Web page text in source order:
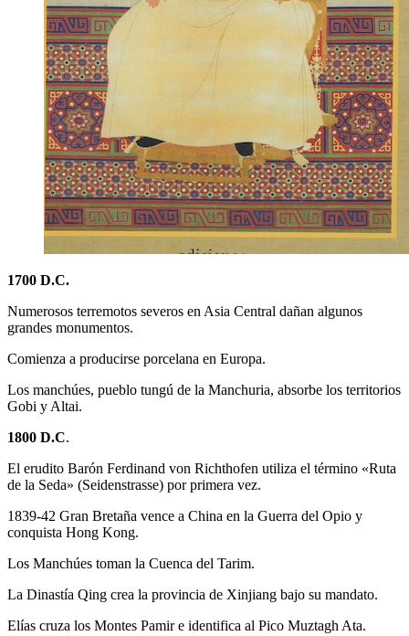
1700 D.C.
Numerosos terremotos severos en Asia Central dañan algunos
grandes monumentos.
Comienza a producirse porcelana en Europa.
Los manchúes, pueblo tungú de la Manchuria, absorbe los territorios
Gobi y Altai.
1800 D.C.
El erudito Barón Ferdinand von Richthofen utiliza el término «Ruta
de la Seda» (Seidenstrasse) por primera vez.
1839-42 Gran Bretaña vence a China en la Guerra del Opio y
conquista Hong Kong.
Los Manchúes toman la Cuenca del Tarim.
La Dinastía Qing crea la provincia de Xinjiang bajo su mandato.
Elías cruza los Montes Pamir e identifica al Pico Muztagh Ata.